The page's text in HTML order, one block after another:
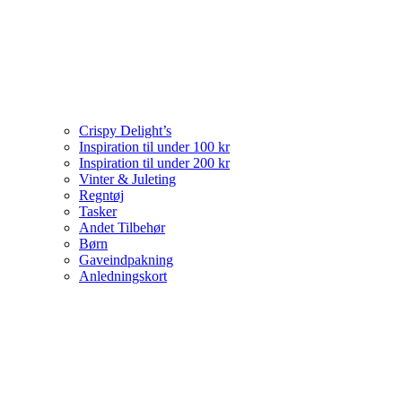
Crispy Delight’s
Inspiration til under 100 kr
Inspiration til under 200 kr
Vinter & Juleting
Regntøj
Tasker
Andet Tilbehør
Børn
Gaveindpakning
Anledningskort